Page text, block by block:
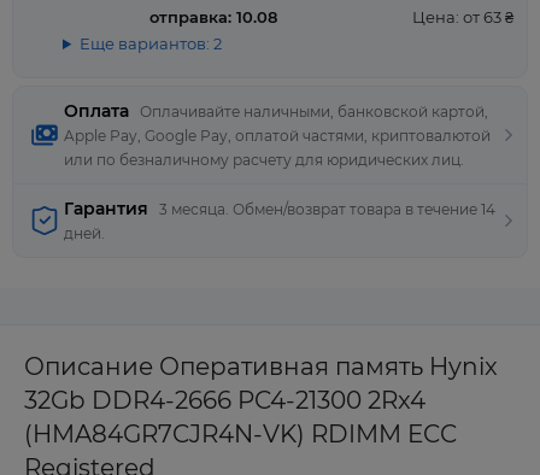
Оплата
Оплачивайте наличными, банковской картой,
Apple Pay, Google Pay, оплатой частями, криптовалютой
или по безналичному расчету для юридических лиц.
отправка: 10.08
Цена: от 63 ₴
Еще вариантов: 2
Гарантия
3 месяца. Обмен/возврат товара в течение 14
дней.
Описание Оперативная память Hynix
32Gb DDR4-2666 PC4-21300 2Rx4
(HMA84GR7CJR4N-VK) RDIMM ECC
Registered